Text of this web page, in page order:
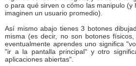
o para qué sirven o cómo las manipulo (y
imaginen un usuario promedio).
Así mismo abajo tienes 3 botones
misma (es decir, no son botones
eventualmente aprendes uno significa
"ir a la pantalla principal" y otro
aplicaciones abiertas".